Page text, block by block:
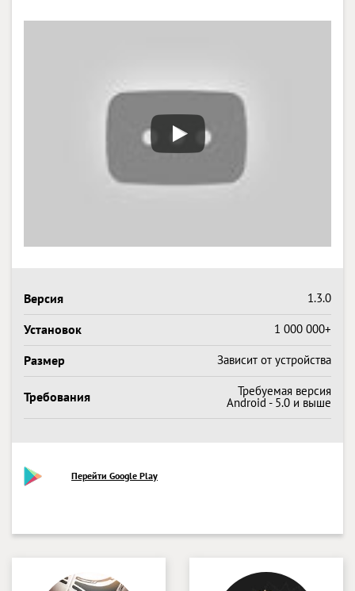
Версия 1.3.0
Установок 1 000 000+
Размер Зависит от устройства
Требования Требуемая версия
Android - 5.0 и выше
Перейти Google Play